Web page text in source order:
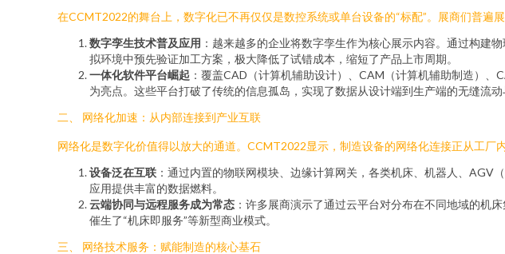
在CCMT2022的舞台上，数字化已不再仅仅是数控系统或单台设备的“标配”。展商们普遍
数字孪生技术普及应用 ：越来越多的企业将数字孪生作为核心展示内容。通过构建
拟环境中预先验证加工方案，极大降低了试错成本，缩短了产品上市周期。
一体化软件平台崛起 ：覆盖CAD（计算机辅助设计）、CAM（计算机辅助制造）
为亮点。这些平台打破了传统的信息孤岛，实现了数据从设计端到生产端的无缝流
二、 网络化加速：从内部连接到产业互联
网络化是数字化价值得以放大的通道。CCMT2022显示，制造设备的网络化连接正从工厂
设备泛在互联 ：通过内置的物联网模块、边缘计算网关，各类机床、机器人、
应用提供丰富的数据燃料。
云端协同与远程服务成为常态 ：许多展商演示了通过云平台对分布在不同地域的机
催生了“机床即服务”等新型商业模式。
三、 网络技术服务：赋能制造的核心基石